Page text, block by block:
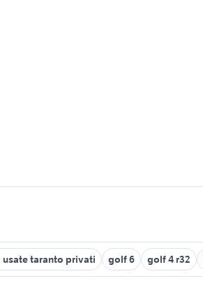
usate taranto privati golf 6 golf 4 r32